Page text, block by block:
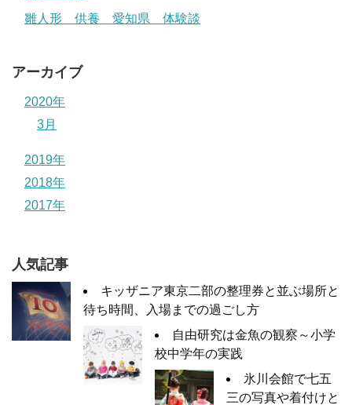
雛人形 供養 愛知県 体験談
アーカイブ
2020年
3月
2019年
2018年
2017年
人気記事
キッザニア東京二部の整理券と並ぶ場所と
待ち時間、入場までの過ごし方
自由研究は金魚の観察～小学
校中学年の実践
氷川会館で七五
三の写真や着付けと